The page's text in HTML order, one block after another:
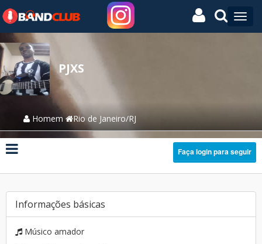
PJXS
Homem Rio de Janeiro/RJ
Faça login para seguir
Informações básicas
Músico amador